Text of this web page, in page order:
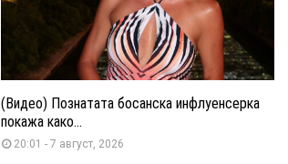
(Видео) Познатата босанска инфлуенсерка
покажа како...
20:01 - 7 август, 2026